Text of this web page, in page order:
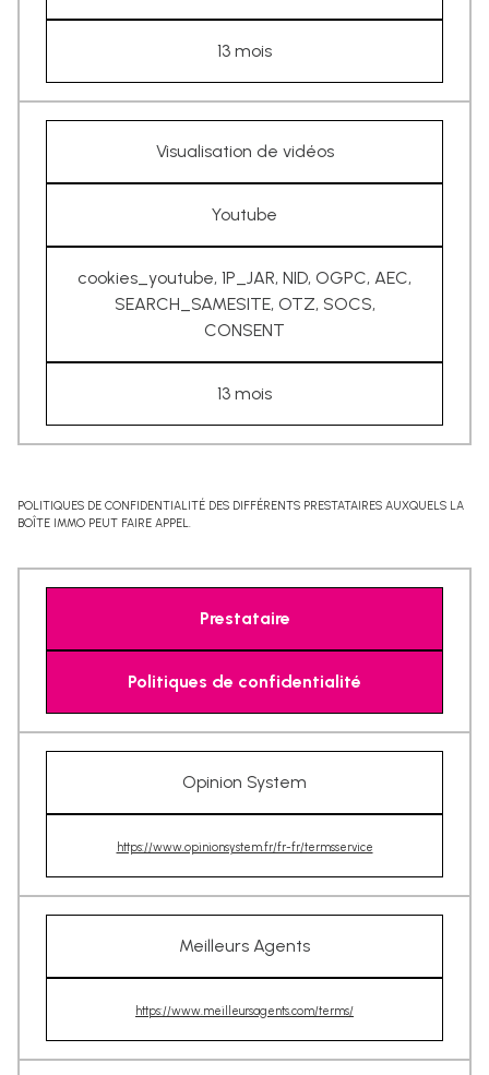
13 mois
Visualisation de vidéos
Youtube
cookies_youtube, 1P_JAR, NID, OGPC, AEC,
SEARCH_SAMESITE, OTZ, SOCS,
CONSENT
13 mois
POLITIQUES DE CONFIDENTIALITÉ DES DIFFÉRENTS PRESTATAIRES AUXQUELS LA
BOÎTE IMMO PEUT FAIRE APPEL.
Prestataire
Politiques de confidentialité
Opinion System
https://www.opinionsystem.fr/fr-fr/termsservice
Meilleurs Agents
https://www.meilleursagents.com/terms/